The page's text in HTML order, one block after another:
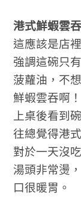
港式鮮蝦雲
這應該是店
強調這碗只
菠蘿油，不
鮮蝦雲吞啊！
上桌後看到
往總覺得港
對於一天沒
湯頭非常燙
口很暖胃。